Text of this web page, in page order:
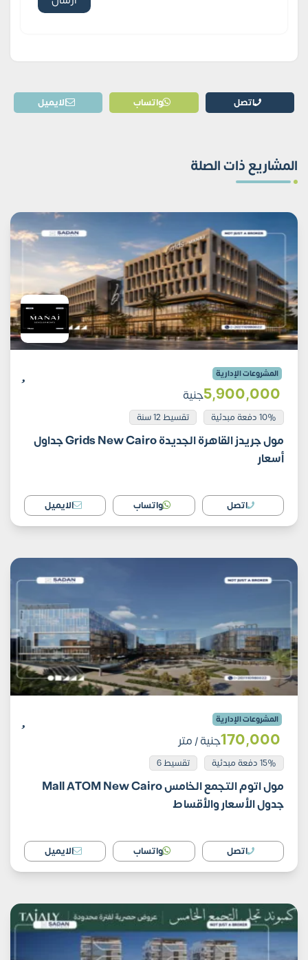
اتصل واتساب الايميل
المشاريع ذات الصلة
المشروعات الإدارية
5٬900٬000جنية
10% دفعة مبدئية تقسيط 12 سنة
مول جريدز القاهرة الجديدة Grids New Cairo جداول
أسعار
اتصل واتساب الايميل
المشروعات الإدارية
170٬000جنية/ متر
15% دفعة مبدئية تقسيط 6
مول اتوم التجمع الخامس Mall ATOM New Cairo
جدول الأسعار والأقساط
اتصل واتساب الايميل